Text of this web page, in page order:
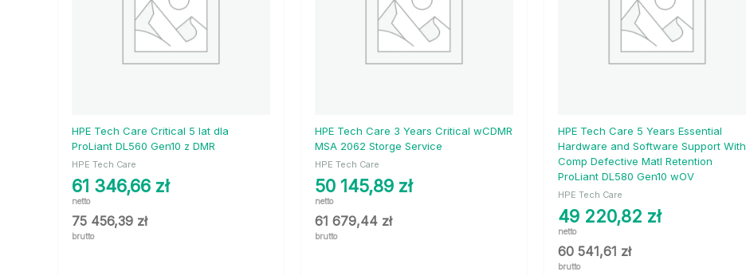
HPE Tech Care Critical 5 lat dla
ProLiant DL560 Gen10 z DMR
HPE Tech Care
61 346,66 zł
netto
75 456,39 zł
brutto
HPE Tech Care 3 Years Critical wCDMR
MSA 2062 Storge Service
HPE Tech Care
50 145,89 zł
netto
61 679,44 zł
brutto
HPE Tech Care 5 Years Essential
Hardware and Software Support With
Comp Defective Matl Retention
ProLiant DL580 Gen10 wOV
HPE Tech Care
49 220,82 zł
netto
60 541,61 zł
brutto